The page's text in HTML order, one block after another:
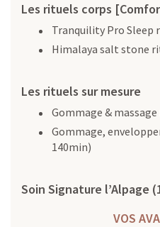
Les rituels corps
Tranquility Pro Sleep
Himalaya salt stone
Les rituels sur mesure
Gommage &
Gommage,
140min)
Soin Signature l’Alpage
VOS